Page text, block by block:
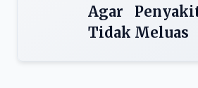
Agar
Tidak Meluas